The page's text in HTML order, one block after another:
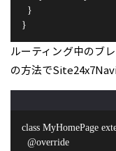
  }
}
ルーティング中のブ
の方法で
class MyHomePage
  @override